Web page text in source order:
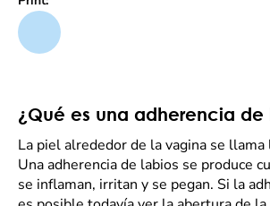
¿Qué es una adherencia de
La piel alrededor de la vagina se llama
Una adherencia de labios se produce
se inflaman, irritan y se pegan. Si la